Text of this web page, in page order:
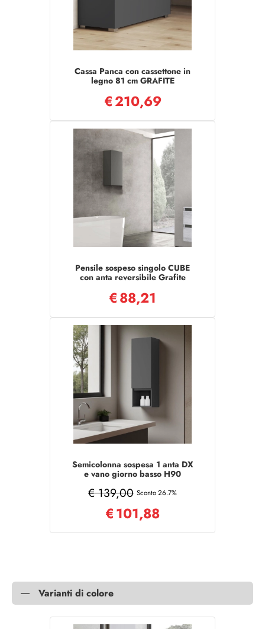
Cassa Panca con cassettone in
legno 81 cm GRAFITE
€210,69
Pensile sospeso singolo CUBE
con anta reversibile Grafite
€88,21
Semicolonna sospesa 1 anta DX
e vano giorno basso H90
€ 139,00 Sconto 26.7%
€101,88
Varianti di colore